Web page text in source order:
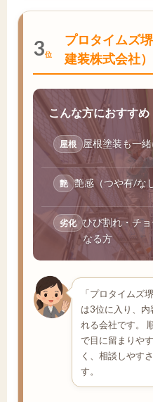
3位
プロタイムズ
建装株式会社）
こんな方におすすめ
屋根 屋根塗装も一
艶 艶感（つや有/な
劣化 ひび割れ・チ
なる方
「プロタイムズ
は3位に入り、
れる会社です。
で目に留まりや
く、相談しやす
す。